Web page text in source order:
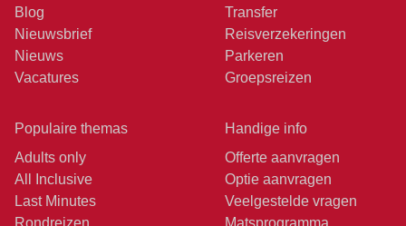
Blog
Nieuwsbrief
Nieuws
Vacatures
Transfer
Reisverzekeringen
Parkeren
Groepsreizen
Populaire themas
Adults only
All Inclusive
Last Minutes
Rondreizen
Handige info
Offerte aanvragen
Optie aanvragen
Veelgestelde vragen
Matsprogramma